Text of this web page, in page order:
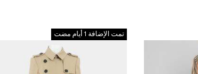
تمت الإضافة 1 أيام مضت